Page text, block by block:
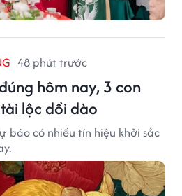
48 phút trước
hôm nay, 3 con
lộc dồi dào
báo có nhiều tín hiệu khởi sắc